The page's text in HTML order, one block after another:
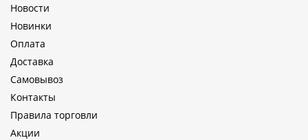
Новости
Новинки
Оплата
Доставка
Самовывоз
Контакты
Правила торговли
Акции